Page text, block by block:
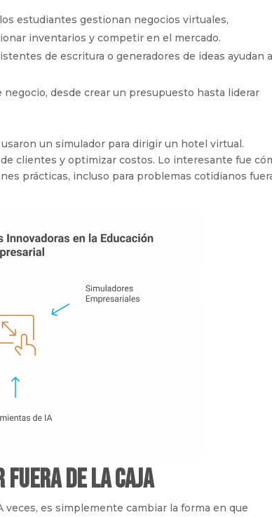
estudiantes gestionan negocios virtuales,
inventarios y competir en el mercado.
de escritura o generadores de ideas ayudan
desde crear un presupuesto hasta liderar
un simulador para dirigir un hotel virtual.
clientes y optimizar costos. Lo interesante fue
prácticas, incluso para problemas cotidianos
de la Caja
es simplemente cambiar la forma en que